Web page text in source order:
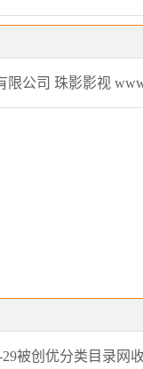
限公司 珠影影视
29被创优分类目录网